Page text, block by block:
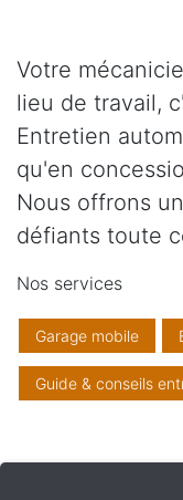
Votre
lieu de travail,
Entretien
qu'en
Nous offrons
défiants toute
Nos services
Garage mobile
Guide & conseils